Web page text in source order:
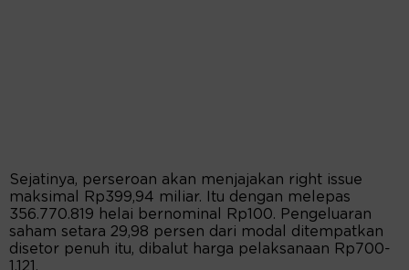
Sejatinya, perseroan akan menjajakan right issue
maksimal Rp399,94 miliar. Itu dengan melepas
356.770.819 helai bernominal Rp100. Pengeluaran
saham setara 29,98 persen dari modal ditempatkan
disetor penuh itu, dibalut harga pelaksanaan Rp700-
1.121.